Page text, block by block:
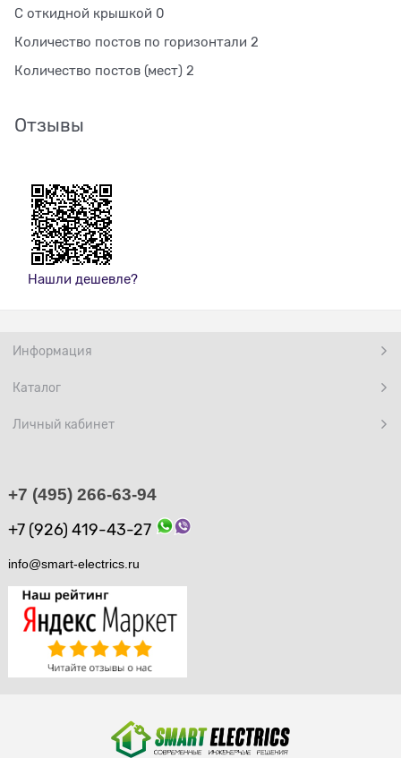
С откидной крышкой 0
Количество постов по горизонтали 2
Количество постов (мест) 2
Отзывы
Нашли дешевле?
Информация
Каталог
Личный кабинет
+7 (495) 266-63-94
+7 (926) 419-43-27
info@smart-electrics.ru